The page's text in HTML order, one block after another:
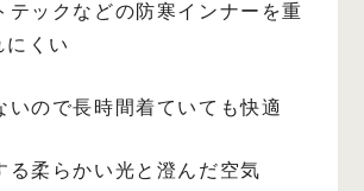
テックなどの防寒インナーを重
にくい
いので長時間着ていても快適
る柔らかい光と澄んだ空気